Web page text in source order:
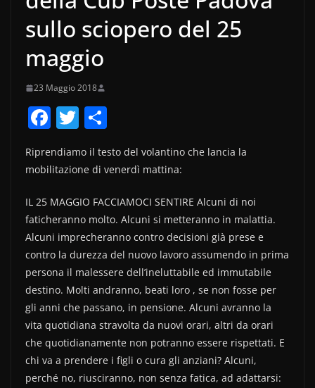
sullo sciopero del 25
maggio
23 Maggio 2018
F
a
c
b
o
o
k
T
w
itt n
vi
di
Riprendiamo il testo del volantino che lancia la
mobilitazione di venerdì mattina:
IL 25 MAGGIO FACCIAMOCI SENTIRE Alcuni di noi
faticheranno molto. Alcuni si metteranno in malattia.
Alcuni imprecheranno contro decisioni già prese e
contro la durezza del nuovo lavoro assumendo in prima
persona il malessere dell’ineluttabile ed immutabile
destino. Molti andranno, beati loro , se non fosse per
gli anni che passano, in pensione. Alcuni avranno la
vita quotidiana stravolta da nuovi orari, altri da orari
che quotidianamente non potranno essere rispettati. E
chi va a prendere i figli o cura gli anziani? Alcuni,
perché no, riusciranno, non senza fatica, ad adattarsi: